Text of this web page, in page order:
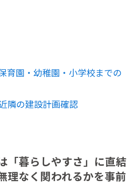
育園・幼稚園・小学校までの
隣の建設計画確認
「暮らしやすさ」に直結
理なく関われるかを事前